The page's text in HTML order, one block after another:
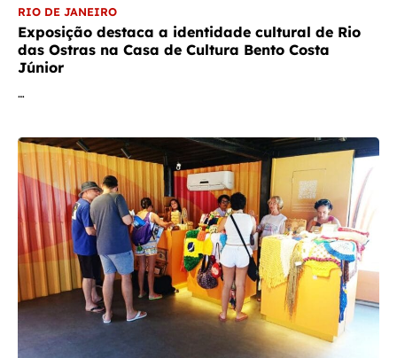
RIO DE JANEIRO
Exposição destaca a identidade cultural de Rio
das Ostras na Casa de Cultura Bento Costa
Júnior
…